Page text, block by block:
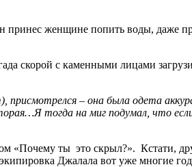
женщине попить воды, даже
скорой с каменными лицами
– она была одета
тогда на миг подумал, что
«Почему ты это скрыл?». Кстати,
Джалала вот уже многие